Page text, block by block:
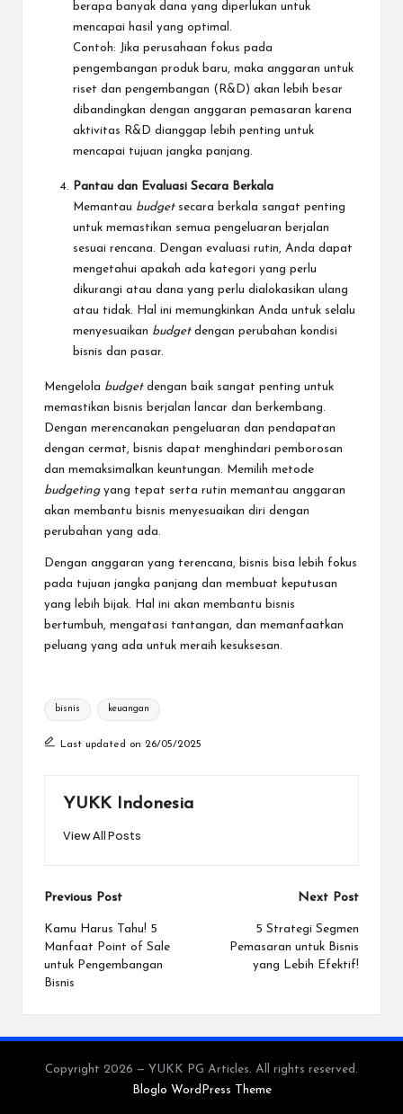
berapa banyak dana yang diperlukan untuk
mencapai hasil yang optimal.
Contoh: Jika perusahaan fokus pada
pengembangan produk baru, maka anggaran untuk
riset dan pengembangan (R&D) akan lebih besar
dibandingkan dengan anggaran pemasaran karena
aktivitas R&D dianggap lebih penting untuk
mencapai tujuan jangka panjang.
Pantau dan Evaluasi Secara Berkala
Memantau budgetsecara berkala sangat penting
untuk memastikan semua pengeluaran berjalan
sesuai rencana. Dengan evaluasi rutin, Anda dapat
mengetahui apakah ada kategori yang perlu
dikurangi atau dana yang perlu dialokasikan ulang
atau tidak. Hal ini memungkinkan Anda untuk selalu
menyesuaikan budgetdengan perubahan kondisi
bisnis dan pasar.
Mengelola budgetdengan baik sangat penting untuk
memastikan bisnis berjalan lancar dan berkembang.
Dengan merencanakan pengeluaran dan pendapatan
dengan cermat, bisnis dapat menghindari pemborosan
dan memaksimalkan keuntungan. Memilih metode
budgetingyang tepat serta rutin memantau anggaran
akan membantu bisnis menyesuaikan diri dengan
perubahan yang ada.
Dengan anggaran yang terencana, bisnis bisa lebih fokus
pada tujuan jangka panjang dan membuat keputusan
yang lebih bijak. Hal ini akan membantu bisnis
bertumbuh, mengatasi tantangan, dan memanfaatkan
peluang yang ada untuk meraih kesuksesan.
Tags:
bisnis keuangan
Last updated on 26/05/2025
YUKK Indonesia
View All Posts
Post
navigation
Previous Post
Kamu Harus Tahu! 5
Manfaat Point of Sale
untuk Pengembangan
Bisnis
Next Post
5 Strategi Segmen
Pemasaran untuk Bisnis
yang Lebih Efektif!
Copyright 2026 — YUKK PG Articles. All rights reserved.
Bloglo WordPress Theme